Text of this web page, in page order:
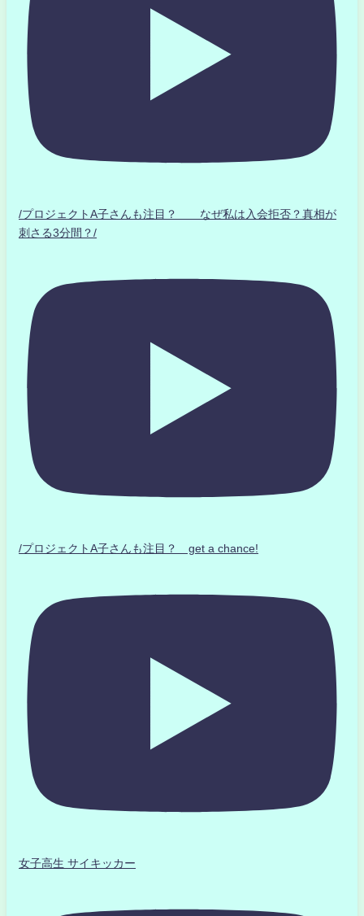
/プロジェクトA子さんも注目？ なぜ私は入会拒否？真相が
刺さる3分間？/
/プロジェクトA子さんも注目？ get a chance!
女子高生 サイキッカー